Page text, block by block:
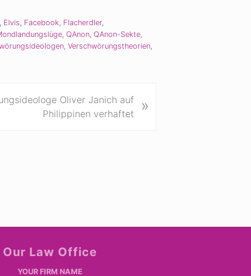
Elvis Facebook Flacherdler,
QAnon QAnon-Sekte
Verschwörungstheorien
Oliver Janich auf
Philippinen verhaftet
»
Our Law Office
YOUR FIRM NAME